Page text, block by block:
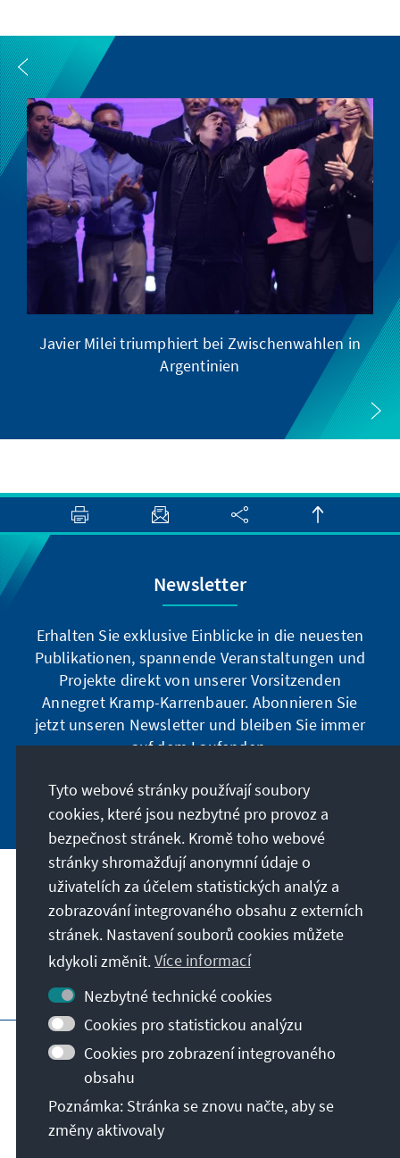
Javier Milei triumphiert bei Zwischenwahlen in
Argentinien
Newsletter
Erhalten Sie exklusive Einblicke in die neuesten
Publikationen, spannende Veranstaltungen und
Projekte direkt von unserer Vorsitzenden
Annegret Kramp-Karrenbauer. Abonnieren Sie
jetzt unseren Newsletter und bleiben Sie immer
auf dem Laufenden.
Jetzt abonnieren
Naše poslání
Kontakt
Další nabídky Stiftungu
Zásady ochrany soukromí
Podmínky používání
Erklärung zur Barrierefreiheit
Sitemap
© Konrad-Adenauer-Stiftung e.V. 2026
Tyto webové stránky používají soubory
cookies, které jsou nezbytné pro provoz a
bezpečnost stránek. Kromě toho webové
stránky shromažďují anonymní údaje o
uživatelích za účelem statistických analýz a
zobrazování integrovaného obsahu z externích
stránek. Nastavení souborů cookies můžete
kdykoli změnit.Více informací
Nezbytné technické cookies
Cookies pro statistickou analýzu
Cookies pro zobrazení integrovaného
obsahu
Poznámka: Stránka se znovu načte, aby se
změny aktivovaly